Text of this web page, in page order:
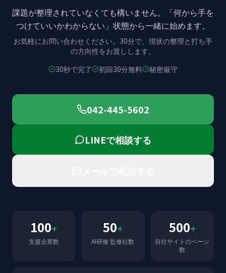
課題が整理されていなくても構いません。
「何から手を
つけていいかわからない」状態から一緒に始めます。
お気軽にお問い合わせください。 30分で、現状の整理と打ち手
の方向性をお渡しします。
30秒で完了
初回30分無料 秘密厳守
042-445-5602
LINEで相談する
100+
支援企業数
50+
AI研修 監修社数
500+
自社サイトのページ
数